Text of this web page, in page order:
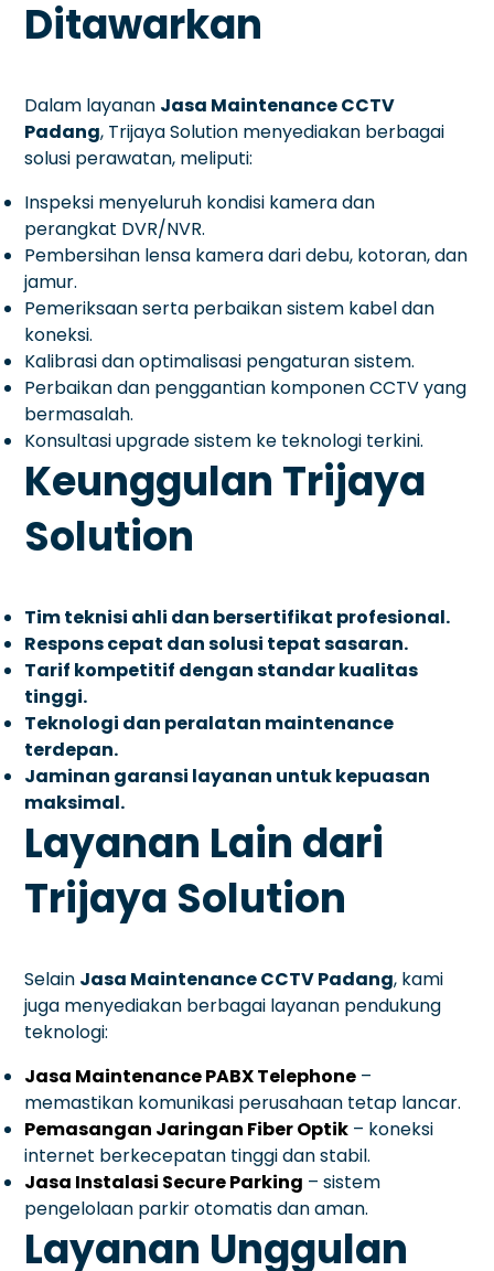
Ditawarkan
Dalam layanan Jasa Maintenance CCTV
Padang, Trijaya Solution menyediakan berbagai
solusi perawatan, meliputi:
Inspeksi menyeluruh kondisi kamera dan
perangkat DVR/NVR.
Pembersihan lensa kamera dari debu, kotoran, dan
jamur.
Pemeriksaan serta perbaikan sistem kabel dan
koneksi.
Kalibrasi dan optimalisasi pengaturan sistem.
Perbaikan dan penggantian komponen CCTV yang
bermasalah.
Konsultasi upgrade sistem ke teknologi terkini.
Keunggulan Trijaya
Solution
Tim teknisi ahli dan bersertifikat profesional.
Respons cepat dan solusi tepat sasaran.
Tarif kompetitif dengan standar kualitas
tinggi.
Teknologi dan peralatan maintenance
terdepan.
Jaminan garansi layanan untuk kepuasan
maksimal.
Layanan Lain dari
Trijaya Solution
Selain Jasa Maintenance CCTV Padang, kami
juga menyediakan berbagai layanan pendukung
teknologi:
Jasa Maintenance PABX Telephone –
memastikan komunikasi perusahaan tetap lancar.
Pemasangan Jaringan Fiber Optik – koneksi
internet berkecepatan tinggi dan stabil.
Jasa Instalasi Secure Parking – sistem
pengelolaan parkir otomatis dan aman.
Layanan Unggulan